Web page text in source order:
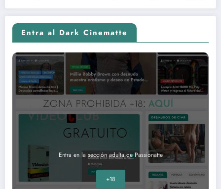
Entra al Dark Cinematte
Entra en la sección adulta de Passionatte
+18